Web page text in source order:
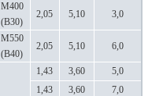
М400
(В30)
2,05 5,10 3,0
М550
(В40)
2,05 5,10 6,0
1,43 3,60
5,0
1,43 3,60
7,0